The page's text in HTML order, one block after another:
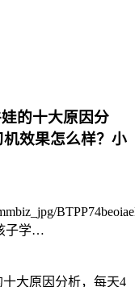
的十大原因分
效果怎么样？小
子学…